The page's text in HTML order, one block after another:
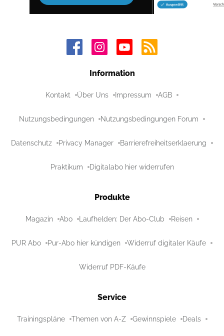
Information
Kontakt Über Uns Impressum AGB
Nutzungsbedingungen Nutzungsbedingungen Forum
Datenschutz Privacy Manager Barrierefreiheitserklaerung
Praktikum Digitalabo hier widerrufen
Produkte
Magazin Abo Laufhelden: Der Abo-Club Reisen
PUR Abo Pur-Abo hier kündigen Widerruf digitaler Käufe
Widerruf PDF-Käufe
Service
Trainingspläne Themen von A-Z Gewinnspiele Deals